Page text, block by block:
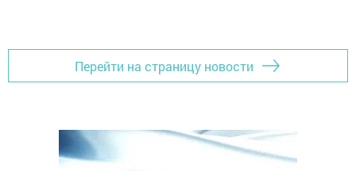
Перейти на страницу новости